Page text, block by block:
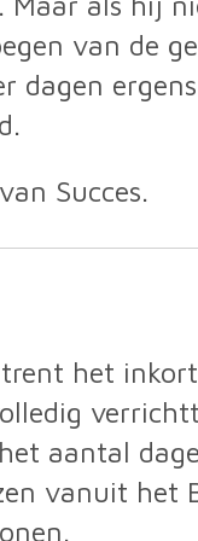
van de
dagen
Succes.
het
aantal
vanuit het